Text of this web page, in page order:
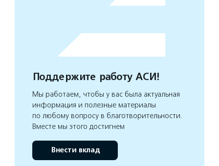
Поддержите работу АСИ!
Мы работаем, чтобы у вас была актуальная
информация и полезные материалы
по любому вопросу в благотворительности.
Вместе мы этого достигнем
Внести вклад